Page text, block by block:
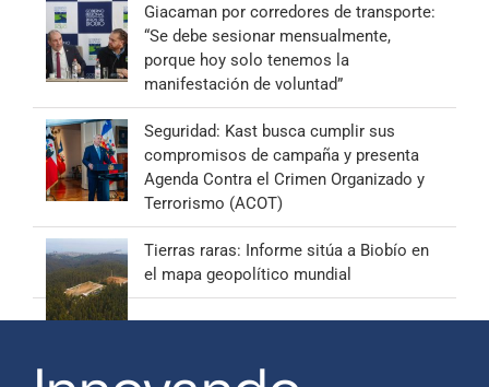
Giacaman por corredores de transporte:
“Se debe sesionar mensualmente,
porque hoy solo tenemos la
manifestación de voluntad”
Seguridad: Kast busca cumplir sus
compromisos de campaña y presenta
Agenda Contra el Crimen Organizado y
Terrorismo (ACOT)
Tierras raras: Informe sitúa a Biobío en
el mapa geopolítico mundial